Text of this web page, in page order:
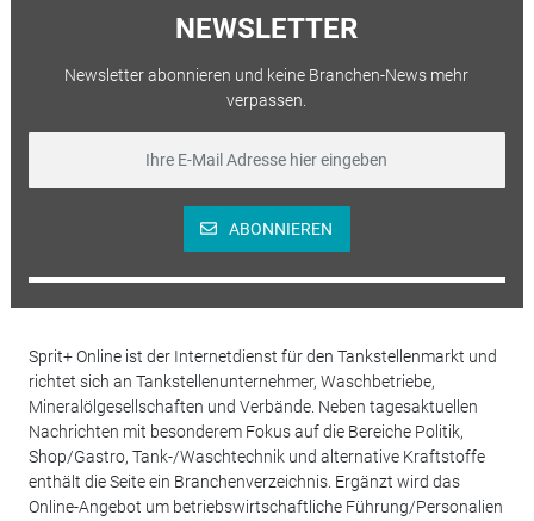
NEWSLETTER
Newsletter abonnieren und keine Branchen-News mehr
verpassen.
ABONNIEREN
Sprit+ Online ist der Internetdienst für den Tankstellenmarkt und
richtet sich an Tankstellenunternehmer, Waschbetriebe,
Mineralölgesellschaften und Verbände. Neben tagesaktuellen
Nachrichten mit besonderem Fokus auf die Bereiche Politik,
Shop/Gastro, Tank-/Waschtechnik und alternative Kraftstoffe
enthält die Seite ein Branchenverzeichnis. Ergänzt wird das
Online-Angebot um betriebswirtschaftliche Führung/Personalien